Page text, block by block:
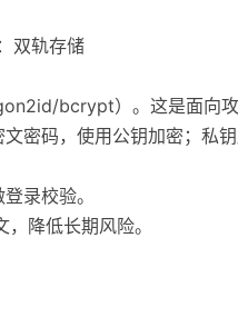
双轨存储
bcrypt）。这是面向攻
密码，使用公钥加密；私
录校验。
降低长期风险。